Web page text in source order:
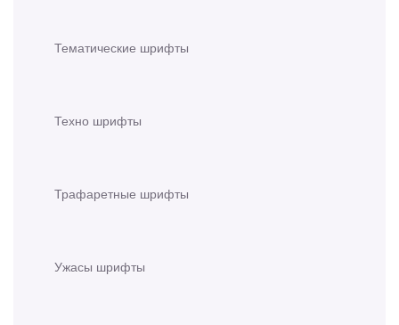
Тематические шрифты
Техно шрифты
Трафаретные шрифты
Ужасы шрифты